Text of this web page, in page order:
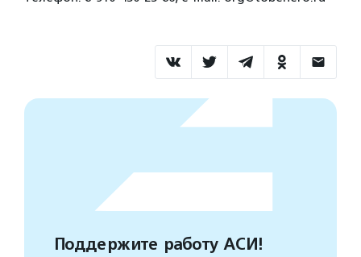
Поддержите работу АСИ!